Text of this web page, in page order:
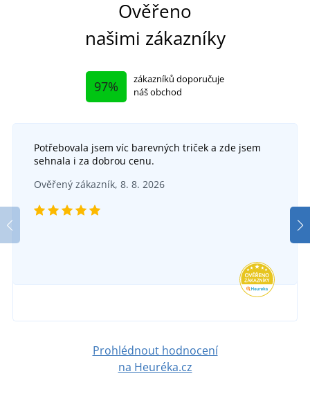
Ověřeno
našimi zákazníky
97%
zákazníků doporučuje
náš obchod
Potřebovala jsem víc barevných triček a zde jsem
sehnala i za dobrou cenu.
Ověřený zákazník, 8. 8. 2026
Prohlédnout hodnocení
na Heuréka.cz